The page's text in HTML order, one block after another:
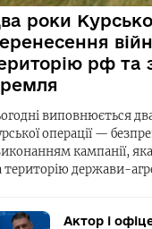
роки
рф та
виповнюється
операції —
кампанії,
територію держави-
Актор і